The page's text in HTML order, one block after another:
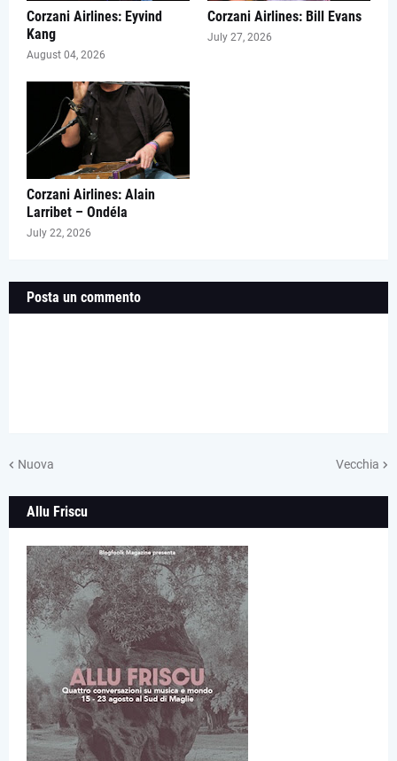
Corzani Airlines: Eyvind
Kang
August 04, 2026
Corzani Airlines: Bill Evans
July 27, 2026
Corzani Airlines: Alain
Larribet – Ondéla
July 22, 2026
Posta un commento
Nuova Vecchia
Allu Friscu